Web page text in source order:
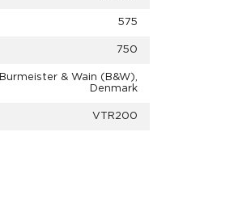
575
750
Burmeister & Wain (B&W),
Denmark
VTR200